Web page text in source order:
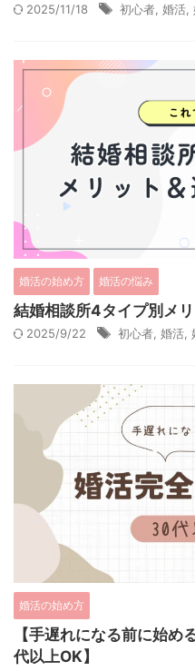
2025/11/18 初心者 婚活
婚活の始め方 婚活の悩み
結婚相談所4タイプ別メ
2025/9/22 初心者 婚活
婚活の始め方
【手遅れになる前に始
代以上OK】